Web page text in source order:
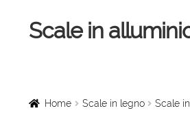
Vai
alla
Vai
al
Scale in
Scale a chiocciola
Home Scale in legno Scale